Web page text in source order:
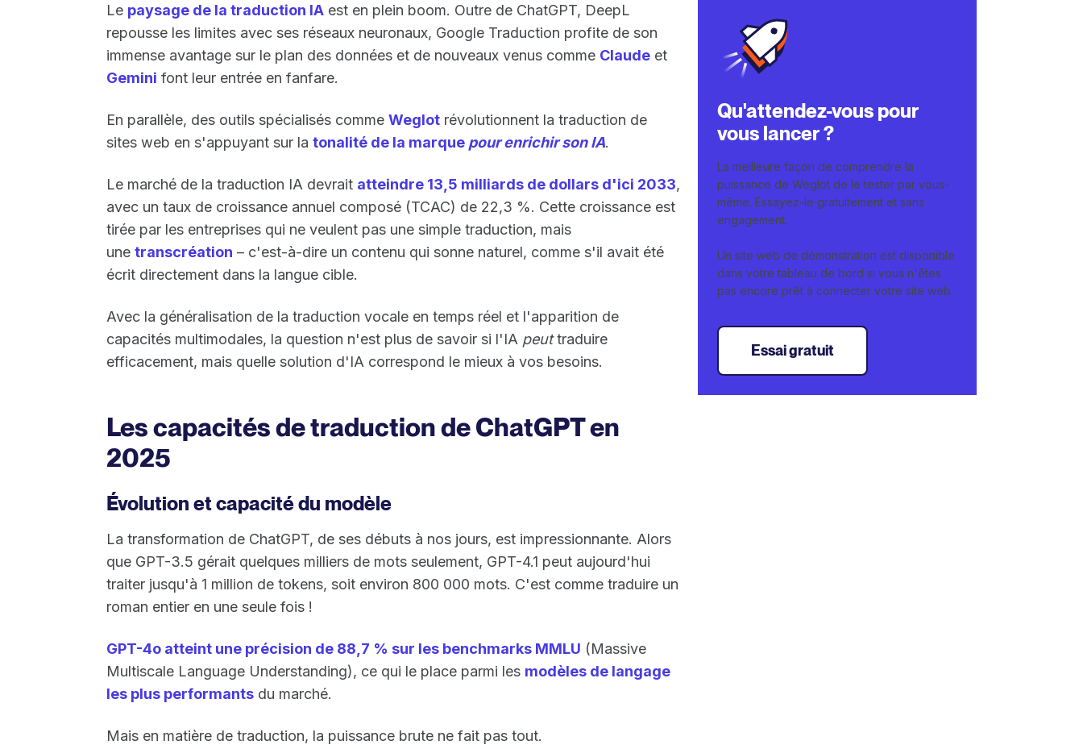
Le paysage de la traduction IA est en plein boom. Outre de ChatGPT, DeepL
repousse les limites avec ses réseaux neuronaux, Google Traduction profite de son
immense avantage sur le plan des données et de nouveaux venus comme Claude et
Gemini font leur entrée en fanfare.
En parallèle, des outils spécialisés comme Weglot révolutionnent la traduction de
sites web en s'appuyant sur la tonalité de la marque pour enrichir son IA.
Le marché de la traduction IA devrait atteindre 13,5 milliards de dollars d'ici 2033,
avec un taux de croissance annuel composé (TCAC) de 22,3 %. Cette croissance est
tirée par les entreprises qui ne veulent pas une simple traduction, mais
une transcréation – c'est-à-dire un contenu qui sonne naturel, comme s'il avait été
écrit directement dans la langue cible.
Avec la généralisation de la traduction vocale en temps réel et l'apparition de
capacités multimodales, la question n'est plus de savoir si l'IA peuttraduire
efficacement, mais quelle solution d'IA correspond le mieux à vos besoins.
Les capacités de traduction de ChatGPT en
2025
Évolution et capacité du modèle
La transformation de ChatGPT, de ses débuts à nos jours, est impressionnante. Alors
que GPT-3.5 gérait quelques milliers de mots seulement, GPT-4.1 peut aujourd'hui
traiter jusqu'à 1 million de tokens, soit environ 800 000 mots. C'est comme traduire un
roman entier en une seule fois !
GPT-4o atteint une précision de 88,7 % sur les benchmarks MMLU (Massive
Multiscale Language Understanding), ce qui le place parmi les modèles de langage
les plus performants du marché.
Mais en matière de traduction, la puissance brute ne fait pas tout.
Qu'attendez-vous pour
vous lancer ?
La meilleure façon de comprendre la
puissance de Weglot de le tester par vous-
même. Essayez-le gratuitement et sans
engagement.
Un site web de démonstration est disponible
dans votre tableau de bord si vous n'êtes
pas encore prêt à connecter votre site web.
Essai gratuit